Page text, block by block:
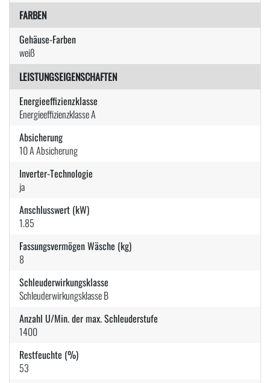
FARBEN
Gehäuse-Farben
weiß
LEISTUNGSEIGENSCHAFTEN
Energieeffizienzklasse
Energieeffizienzklasse A
Absicherung
10 A Absicherung
Inverter-Technologie
ja
Anschlusswert (kW)
1.85
Fassungsvermögen Wäsche (kg)
8
Schleuderwirkungsklasse
Schleuderwirkungsklasse B
Anzahl U/Min. der max. Schleuderstufe
1400
Restfeuchte (%)
53